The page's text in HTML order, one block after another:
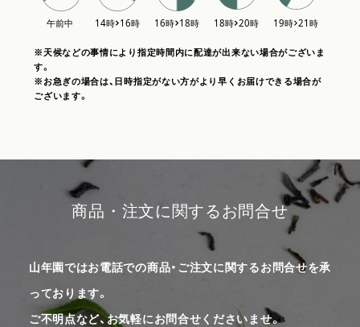
※天候などの事情により指定時間内に配達が出来ない場合がございま
す。
※お急ぎの場合は、日時指定がない方がより早くお届けできる場合が
ございます。
商品・注文に関するお問合せ
山年園ではお電話での商品・ご注文に関するお問合せを承
っております。
ご不明点など、お気軽にお問合せくださいませ。